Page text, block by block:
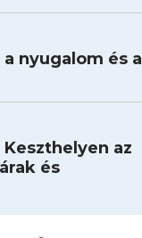
nyugalom és a
az
és